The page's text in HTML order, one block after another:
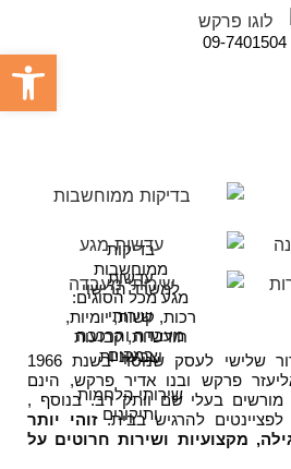
פתח
09-7401504
בדיקות
ממוחשבות
למשרד הרישוי
עדשות
מגע מכל הסוגים:
רכות, קשות, יומיות,
חודשיות, קבועות
וצבעוניות
שירותי
מעבדה והרכבה
במקום
שירותי הלחמות
ותיקונים
אופטיקה פרקש הינה דור שלישי לעסק שנוסד בשנת 1966
פרקש ובנו אדיר פרקש, הינם
מורשים בעלי שם וותק רב. בנוסף ,
להרגיש בבית.זוהי יותר
מקצועיות ושירות חרוטים על